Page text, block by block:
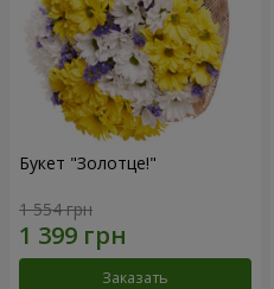
Букет "Золотце!"
1 554 грн
Заказать